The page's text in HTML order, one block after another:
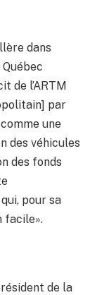
dans
de l’ARTM
par
une
des véhicules
des fonds
pour sa
facile».
de la